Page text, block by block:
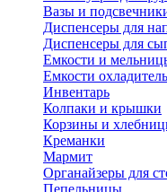
Вазы и
Диспенсеры для
Диспенсеры для
Емкости и
Емкости
Инвентарь
Колпаки и крышки
Корзины и
Креманки
Мармит
Органайзеры для
Пепельницы